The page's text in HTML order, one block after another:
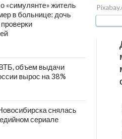
«симулянте» житель
в больнице: дочь
объем выдачи
вырос на 38%
снялась
сериале